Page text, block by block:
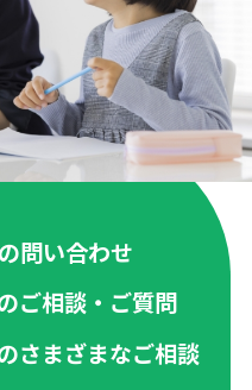
問い合わせ
ご相談・ご質問
さまざまなご相談